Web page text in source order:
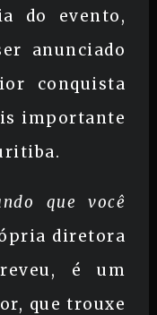
do evento,
anunciado
conquista
importante
que você
diretora
é um
que trouxe